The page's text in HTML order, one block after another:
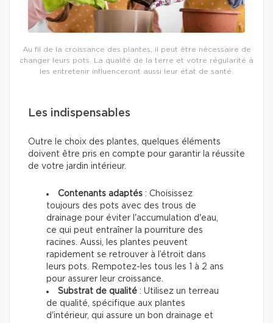
Au fil de la croissance des plantes, il peut être nécessaire de
changer leurs pots. La qualité de la terre et votre régularité à
les entretenir influenceront aussi leur état de santé.
Les indispensables
Outre le choix des plantes, quelques éléments
doivent être pris en compte pour garantir la réussite
de votre jardin intérieur.
Contenants adaptés : Choisissez
toujours des pots avec des trous de
drainage pour éviter l'accumulation d'eau,
ce qui peut entraîner la pourriture des
racines. Aussi, les plantes peuvent
rapidement se retrouver à l’étroit dans
leurs pots. Rempotez-les tous les 1 à 2 ans
pour assurer leur croissance.
Substrat de qualité : Utilisez un terreau
de qualité, spécifique aux plantes
d'intérieur, qui assure un bon drainage et